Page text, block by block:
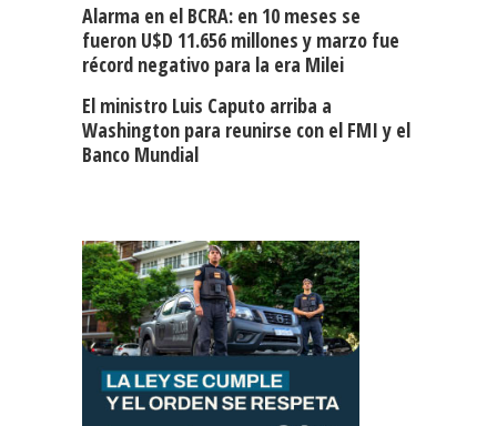
Alarma en el BCRA: en 10 meses se
fueron U$D 11.656 millones y marzo fue
récord negativo para la era Milei
El ministro Luis Caputo arriba a
Washington para reunirse con el FMI y el
Banco Mundial